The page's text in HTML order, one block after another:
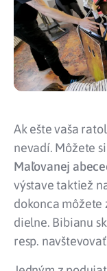
Ak ešte vaša
nevadí. Môžete
Maľovanej
výstave taktiež
dokonca
dielne. Bibianu
resp.